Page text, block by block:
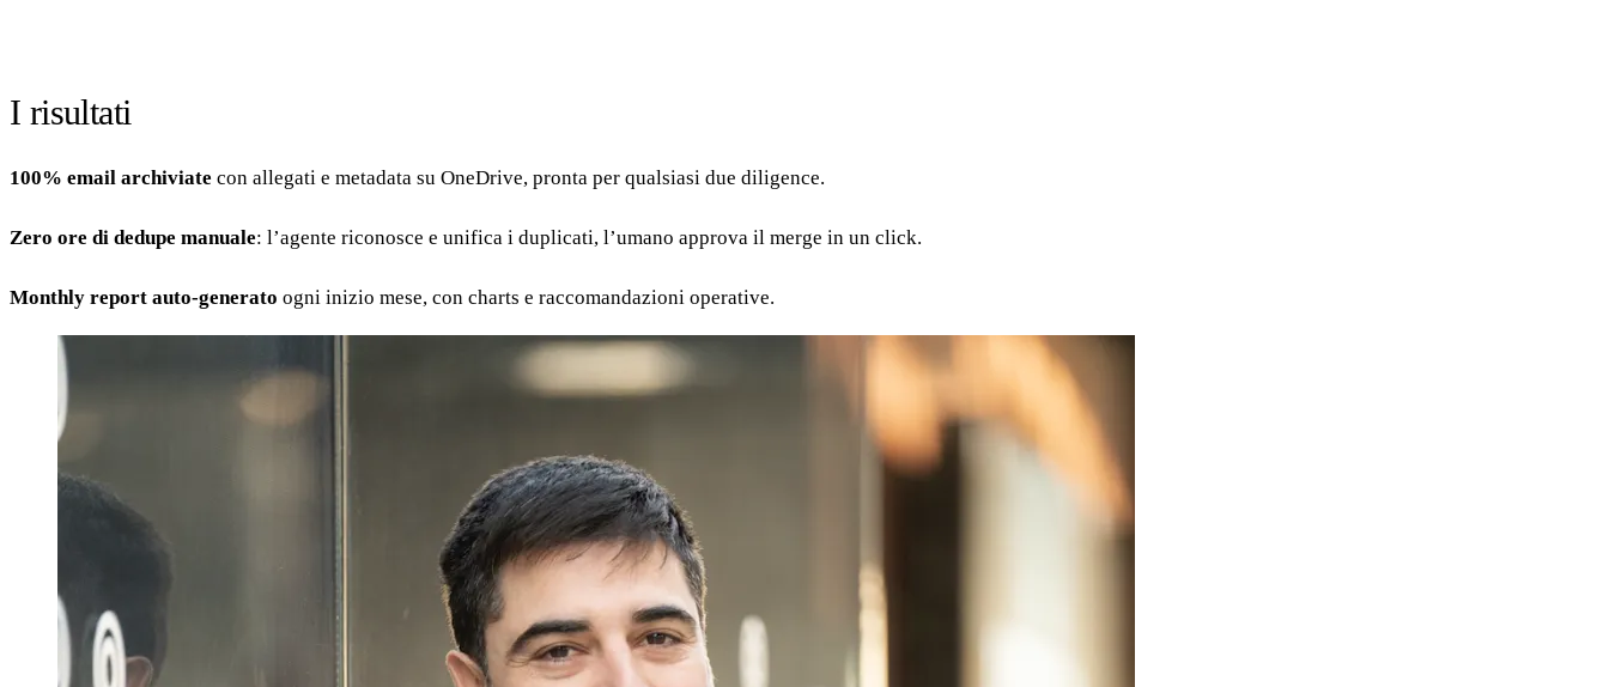
I risultati
100% email archiviate con allegati e metadata su OneDrive, pronta per qualsiasi due diligence.
Zero ore di dedupe manuale: l’agente riconosce e unifica i duplicati, l’umano approva il merge in un click.
Monthly report auto-generato ogni inizio mese, con charts e raccomandazioni operative.